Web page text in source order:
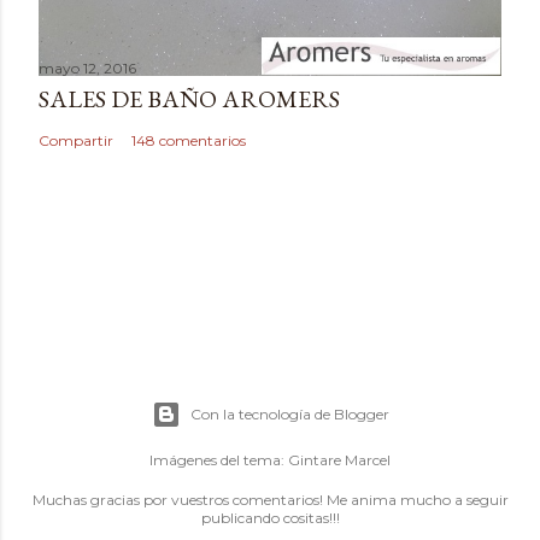
mayo 12, 2016
SALES DE BAÑO AROMERS
Compartir 148 comentarios
Con la tecnología de Blogger
Imágenes del tema: Gintare Marcel
Muchas gracias por vuestros comentarios! Me anima mucho a seguir
publicando cositas!!!